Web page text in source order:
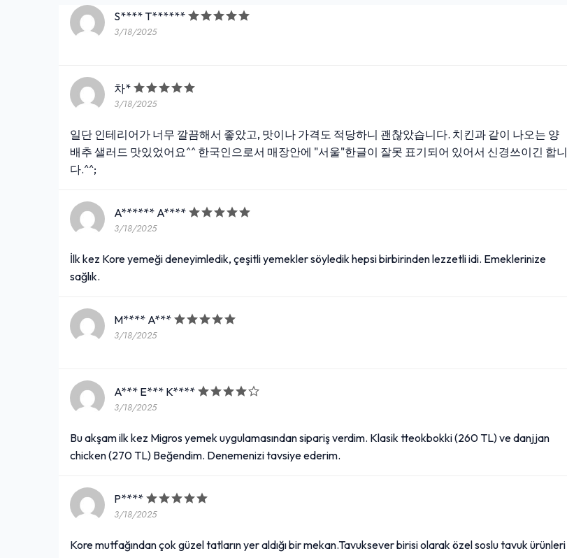
S**** T******
3/18/2025
차*
3/18/2025
일단 인테리어가 너무 깔끔해서 좋았고, 맛이나 가격도 적당하니 괜찮았습니다. 치킨과 같이 나오는 양
배추 샐러드 맛있었어요^^ 한국인으로서 매장안에 "서울"한글이 잘못 표기되어 있어서 신경쓰이긴 합니
다.^^;
A****** A****
3/18/2025
İlk kez Kore yemeği deneyimledik, çeşitli yemekler söyledik hepsi birbirinden lezzetli idi. Emeklerinize
sağlık.
M**** A***
3/18/2025
A*** E*** K****
3/18/2025
Bu akşam ilk kez Migros yemek uygulamasından sipariş verdim. Klasik tteokbokki (260 TL) ve danjjan
chicken (270 TL) Beğendim. Denemenizi tavsiye ederim.
P****
3/18/2025
Kore mutfağından çok güzel tatların yer aldığı bir mekan.Tavuksever birisi olarak özel soslu tavuk ürünleri